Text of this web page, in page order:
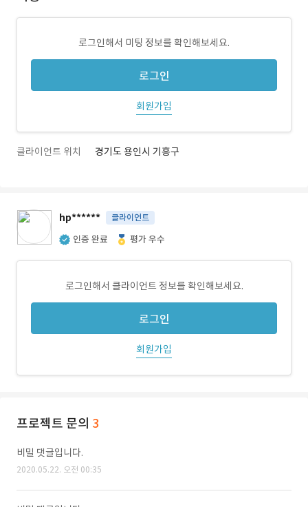
로그인해서 미팅 정보를 확인해보세요.
로그인
회원가입
클라이언트 위치 경기도 용인시 기흥구
hp****** 클라이언트
인증 완료 평가 우수
로그인해서 클라이언트 정보를 확인해보세요.
로그인
회원가입
프로젝트 문의 3
비밀 댓글입니다.
2020.05.22. 오전 00:35